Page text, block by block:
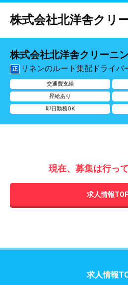
株式会社北洋舎クリ
株式会社北洋舎クリーニ
正 リネンのルート集配ドライバ
交通費支給
昇給あり
即日勤務OK
現在、募集は行っ
求人情報
求人情報